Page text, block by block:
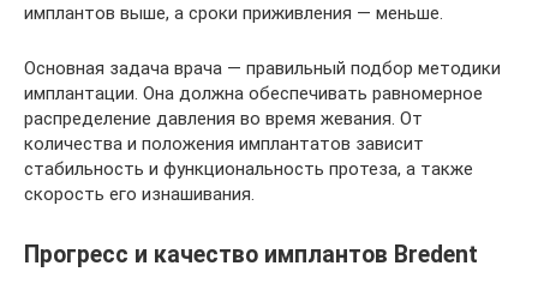
имплантов выше, а сроки приживления — меньше.
Основная задача врача — правильный подбор методики
имплантации. Она должна обеспечивать равномерное
распределение давления во время жевания. От
количества и положения имплантатов зависит
стабильность и функциональность протеза, а также
скорость его изнашивания.
Прогресс и качество имплантов Bredent